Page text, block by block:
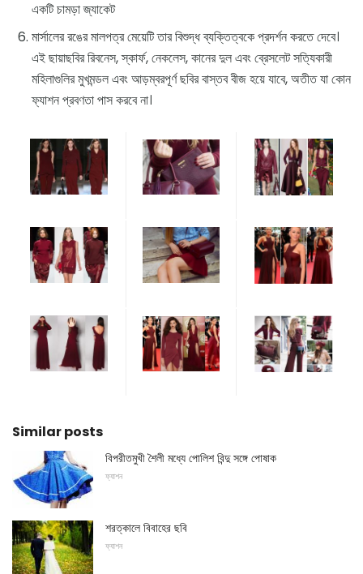
একটি চামড়া জ্যাকেট
মার্সালের রঙের মালপত্র মেয়েটি তার বিশুদ্ধ ব্যক্তিত্বকে প্রদর্শন করতে দেবে।
এই ছায়াছবির রিবনেস, স্কার্ফ, নেকলেস, কানের দুল এবং ব্রেসলেট সত্যিকারী
মহিলাগুলির মুখমন্ডল এবং আড়ম্বরপূর্ণ ছবির বাস্তব বীজ হয়ে যাবে, অতীত যা কোন
ফ্যাশন প্রবণতা পাস করবে না।
Similar posts
বিপরীতমুখী শৈলী মধ্যে পোলিশ বিন্দু সঙ্গে পোষাক
ফ্যাশন
শরত্কালে বিবাহের ছবি
ফ্যাশন